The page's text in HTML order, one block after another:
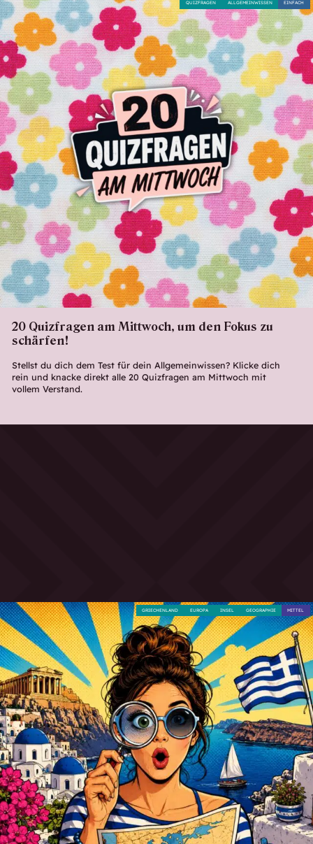
20 Quizfragen am Mittwoch, um den Fokus zu
schärfen!
Stellst du dich dem Test für dein Allgemeinwissen? Klicke dich
rein und knacke direkt alle 20 Quizfragen am Mittwoch mit
vollem Verstand.
EINFACH
ALLGEMEINWISSEN
QUIZFRAGEN
MITTEL
GEOGRAPHIE
INSEL
EUROPA
GRIECHENLAND